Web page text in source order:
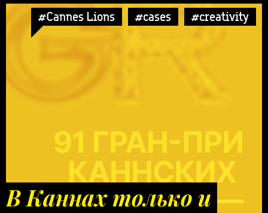
#Cannes Lions #cases #creativity
В Каннах только и